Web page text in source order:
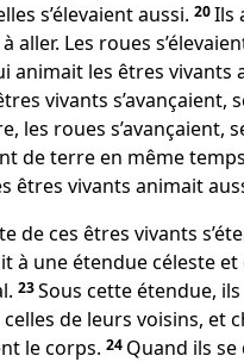
s’élevaient aussi. 20Ils
aller. Les roues
animait les êtres vivants
vivants s’avançaient,
les roues s’avançaient,
de terre en même
êtres vivants animait
de ces êtres vivants
à une étendue céleste et
23Sous cette étendue,
de leurs voisins, et
le corps. 24 Quand ils